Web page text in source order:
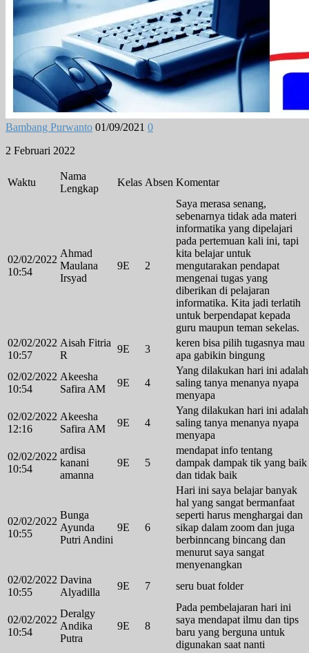
Bambang Purwanto 01/09/2021 0
2 Februari 2022
Waktu
Nama
Lengkap
Kelas Absen Komentar
02/02/2022
10:54
Ahmad
Maulana
Irsyad
9E 2
Saya merasa senang,
sebenarnya tidak ada materi
informatika yang dipelajari
pada pertemuan kali ini, tapi
kita belajar untuk
mengutarakan pendapat
mengenai tugas yang
diberikan di pelajaran
informatika. Kita jadi terlatih
untuk berpendapat kepada
guru maupun teman sekelas.
02/02/2022
10:57
Aisah Fitria
R
9E 3
keren bisa pilih tugasnya mau
apa gabikin bingung
02/02/2022
10:54
Akeesha
Safira AM
9E 4
Yang dilakukan hari ini adalah
saling tanya menanya nyapa
menyapa
02/02/2022
12:16
Akeesha
Safira AM
9E 4
Yang dilakukan hari ini adalah
saling tanya menanya nyapa
menyapa
02/02/2022
10:54
ardisa
kanani
amanna
9E 5
mendapat info tentang
dampak dampak tik yang baik
dan tidak baik
02/02/2022
10:55
Bunga
Ayunda
Putri Andini
9E 6
Hari ini saya belajar banyak
hal yang sangat bermanfaat
seperti harus menghargai dan
sikap dalam zoom dan juga
berbinncang bincang dan
menurut saya sangat
menyenangkan
02/02/2022
10:55
Davina
Alyadilla
9E 7 seru buat folder
02/02/2022
10:54
Deralgy
Andika
Putra
9E 8
Pada pembelajaran hari ini
saya mendapat ilmu dan tips
baru yang berguna untuk
digunakan saat nanti